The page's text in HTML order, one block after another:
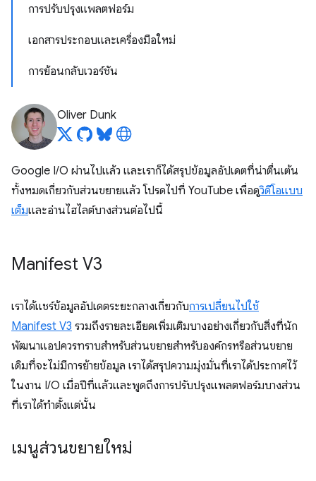
การปรับปรุงแพลตฟอร์ม
เอกสารประกอบและเครื่องมือใหม่
การย้อนกลับเวอร์ชัน
Oliver Dunk
Google I/O ผ่านไปแล้ว และเราก็ได้สรุปข้อมูลอัปเดตที่น่าตื่นเต้น
ทั้งหมดเกี่ยวกับส่วนขยายแล้ว โปรดไปที่ YouTube เพื่อดูวิดีโอแบบ
เต็มและอ่านไฮไลต์บางส่วนต่อไปนี้
Manifest V3
เราได้แชร์ข้อมูลอัปเดตระยะกลางเกี่ยวกับการเปลี่ยนไปใช้
Manifest V3 รวมถึงรายละเอียดเพิ่มเติมบางอย่างเกี่ยวกับสิ่งที่นัก
พัฒนาแอปควรทราบสำหรับส่วนขยายสำหรับองค์กรหรือส่วนขยาย
เดิมที่จะไม่มีการย้ายข้อมูล เราได้สรุปความมุ่งมั่นที่เราได้ประกาศไว้
ในงาน I/O เมื่อปีที่แล้วและพูดถึงการปรับปรุงแพลตฟอร์มบางส่วน
ที่เราได้ทำตั้งแต่นั้น
เมนูส่วนขยายใหม่